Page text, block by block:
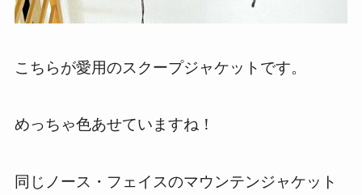
こちらが愛用のスクープジャケットです。
めっちゃ色あせていますね！
同じノース・フェイスのマウンテンジャケット